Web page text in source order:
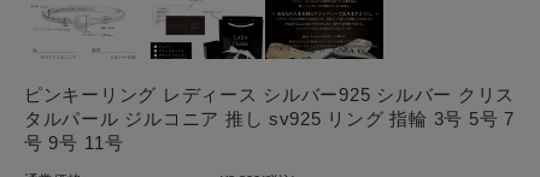
ピンキーリング レディース シルバー925 シルバー クリス
タルパール ジルコニア 推し sv925 リング 指輪 3号 5号 7
号 9号 11号